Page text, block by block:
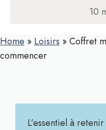
10
Home » Loisirs »Coffret
commencer
L’essentiel à